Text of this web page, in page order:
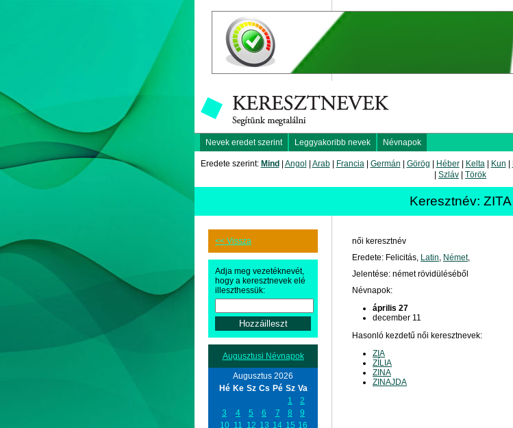
Nevek eredet szerint Leggyakoribb nevek Névnapok
Eredete szerint: Mind Angol Arab| Francia| Germán Görög Héber| Kelta| Kun
Szláv Török
Keresztnév: ZITA
<< Vissza
Adja meg vezetéknevét,
hogy a keresztnevek elé
illeszthessük:
Augusztusi Névnapok
Augusztus 2026
Hé Ke Sz Cs Pé Sz Va
1
2
3
4 5 6 7 8
9
10 11 12 13 14 15 16
női keresztnév
Eredete: Felicitás, Latin, Német,
Jelentése: német rövidüléséből
Névnapok:
április 27
december 11
Hasonló kezdetű női keresztnevek:
ZIA
ZÍLIA
ZINA
ZINAJDA